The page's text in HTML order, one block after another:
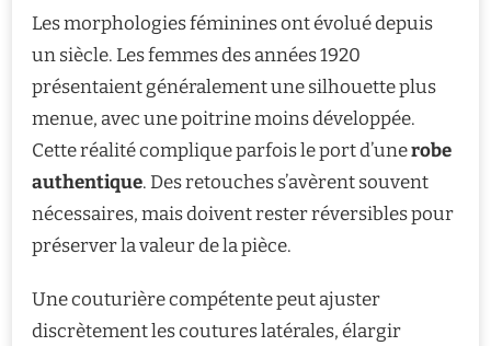
Les morphologies féminines ont évolué depuis
un siècle. Les femmes des années 1920
présentaient généralement une silhouette plus
menue, avec une poitrine moins développée.
Cette réalité complique parfois le port d’unerobe
authentique. Des retouches s’avèrent souvent
nécessaires, mais doivent rester réversibles pour
préserver la valeur de la pièce.
Une couturière compétente peut ajuster
discrètement les coutures latérales, élargir